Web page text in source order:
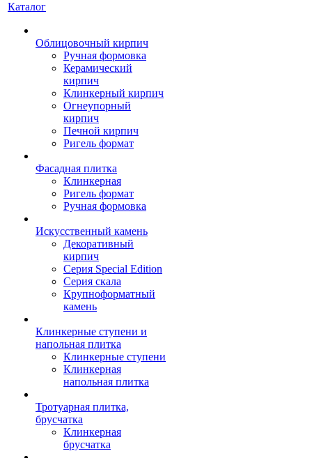
Каталог
Облицовочный кирпич
Ручная формовка
Керамический
кирпич
Клинкерный кирпич
Огнеупорный
кирпич
Печной кирпич
Ригель формат
Фасадная плитка
Клинкерная
Ригель формат
Ручная формовка
Искусственный камень
Декоративный
кирпич
Серия Special Edition
Серия скала
Крупноформатный
камень
Клинкерные ступени и
напольная плитка
Клинкерные ступени
Клинкерная
напольная плитка
Тротуарная плитка,
брусчатка
Клинкерная
брусчатка